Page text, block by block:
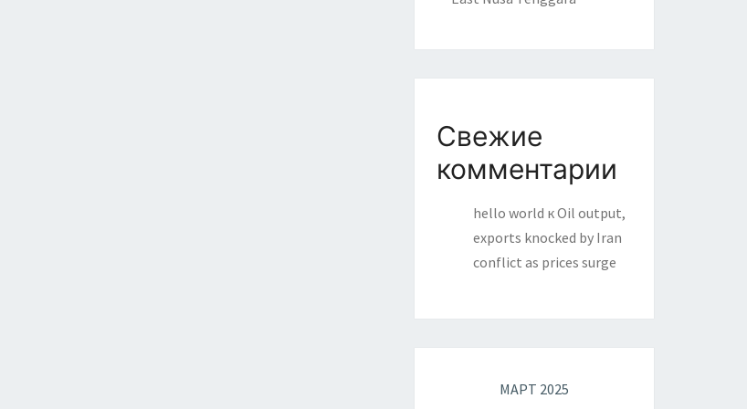
Свежие
комментарии
hello world кOil output,
exports knocked by Iran
conflict as prices surge
МАРТ 2025